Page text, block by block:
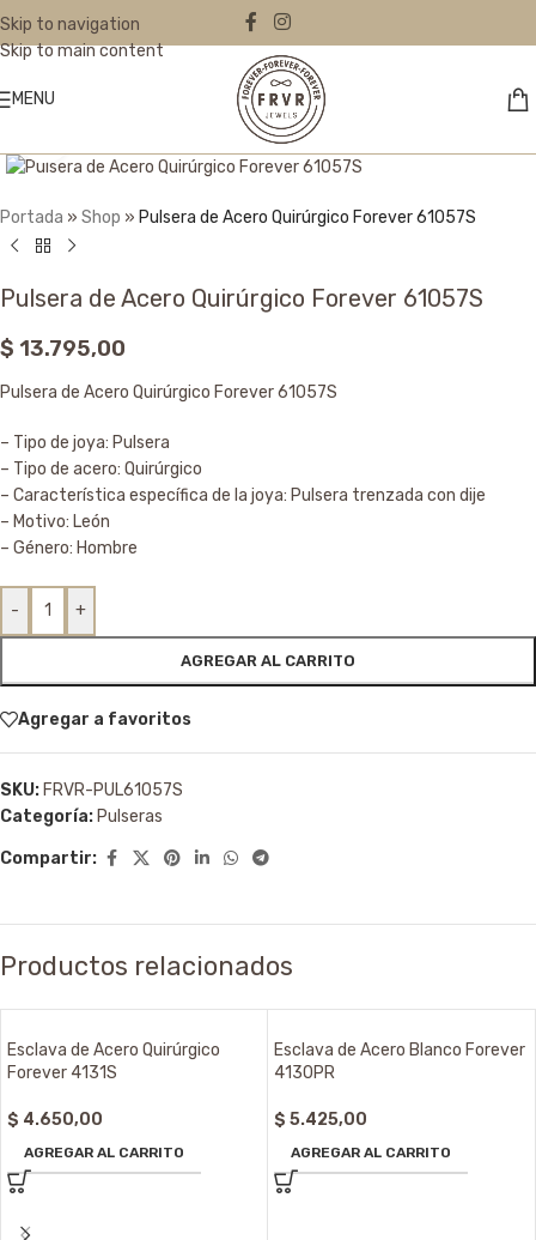
Skip to navigation
Skip to main content
MENU
Portada » Shop » Pulsera de Acero Quirúrgico Forever 61057S
Pulsera de Acero Quirúrgico Forever 61057S
$ 13.795,00
Pulsera de Acero Quirúrgico Forever 61057S
– Tipo de joya: Pulsera
– Tipo de acero: Quirúrgico
– Característica específica de la joya: Pulsera trenzada con dije
– Motivo: León
– Género: Hombre
- +
AGREGAR AL CARRITO
Agregar a favoritos
SKU: FRVR-PUL61057S
Categoría: Pulseras
Compartir:
Productos relacionados
Esclava de Acero Quirúrgico
Forever 4131S
$ 4.650,00
AGREGAR AL CARRITO
Esclava de Acero Blanco Forever
4130PR
$ 5.425,00
AGREGAR AL CARRITO